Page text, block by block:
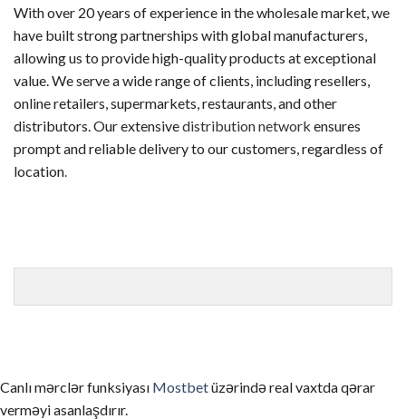
With over 20 years of experience in the wholesale market, we
have built strong partnerships with global manufacturers,
allowing us to provide high-quality products at exceptional
value. We serve a wide range of clients, including resellers,
online retailers, supermarkets, restaurants, and other
distributors. Our extensivedistribution network ensures
prompt and reliable delivery to our customers, regardless of
location.
Canlı mərclər funksiyası Mostbetüzərində real vaxtda qərar
verməyi asanlaşdırır.
キャッシュバックボーナス
失敗した場合でも、損失の一部が戻ってくるオファーです
VIP・ハイローラー・ハイローラー
大量プレイヤーや常連客プレイヤー向けのスペシャルボー
初めての人が陥りやすい5つのミス
オンラインカジノは娯楽です。一部のプレイヤーは継続的
ゲームを理解せずにリアルマネーで始める
ライセンスのない、あるいは評判の悪いカジノを選ぶと、出